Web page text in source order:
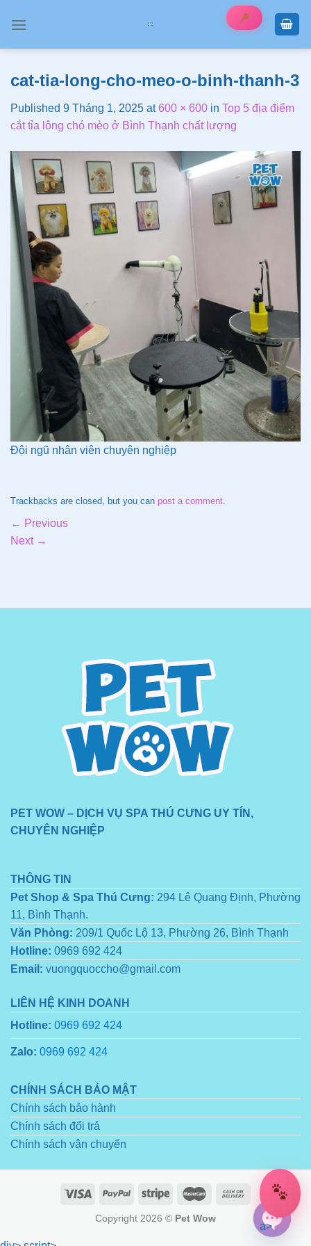
cat-tia-long-cho-meo-o-binh-thanh-3
Published 9 Tháng 1, 2025 at600 × 600 in Top 5 địa điểm
cắt tỉa lông chó mèo ở Bình Thạnh chất lượng
Đội ngũ nhân viên chuyên nghiệp
Trackbacks are closed, but you can post a comment.
← Previous
Next →
PET WOW – DỊCH VỤ SPA THÚ CƯNG UY TÍN,
CHUYÊN NGHIỆP
THÔNG TIN
Pet Shop & Spa Thú Cưng: 294 Lê Quang Định, Phường
11, Bình Thạnh.
Văn Phòng: 209/1 Quốc Lộ 13, Phường 26, Bình Thạnh
Hotline: 0969 692 424
Email: vuongquoccho@gmail.com
LIÊN HỆ KINH DOANH
Hotline: 0969 692 424
Zalo: 0969 692 424
CHÍNH SÁCH BẢO MẬT
Chính sách bảo hành
Chính sách đổi trả
Chính sách vận chuyển
Copyright 2026 © Pet Wow
a>